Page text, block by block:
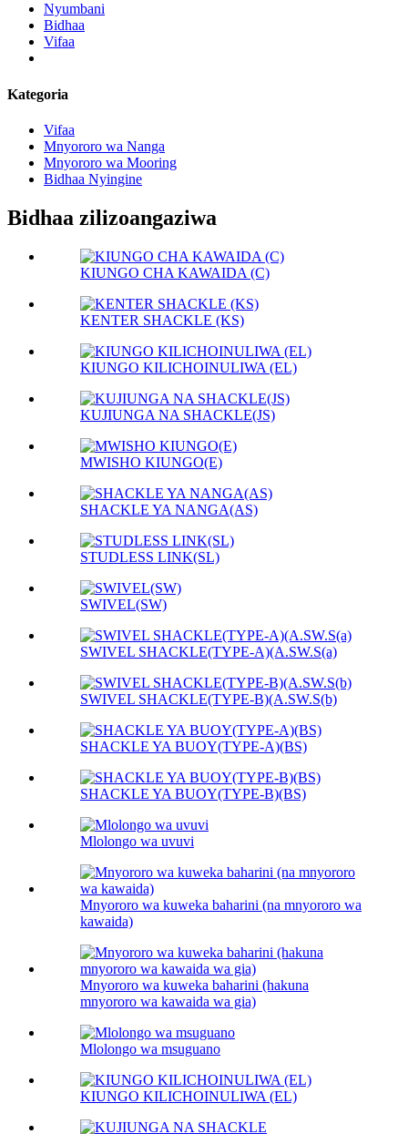
Nyumbani
Bidhaa
Vifaa
Kategoria
Vifaa
Mnyororo wa Nanga
Mnyororo wa Mooring
Bidhaa Nyingine
Bidhaa zilizoangaziwa
KIUNGO CHA KAWAIDA (C)
KENTER SHACKLE (KS)
KIUNGO KILICHOINULIWA (EL)
KUJIUNGA NA SHACKLE(JS)
MWISHO KIUNGO(E)
SHACKLE YA NANGA(AS)
STUDLESS LINK(SL)
SWIVEL(SW)
SWIVEL SHACKLE(TYPE-A)(A.SW.S(a)
SWIVEL SHACKLE(TYPE-B)(A.SW.S(b)
SHACKLE YA BUOY(TYPE-A)(BS)
SHACKLE YA BUOY(TYPE-B)(BS)
Mlolongo wa uvuvi
Mnyororo wa kuweka baharini (na mnyororo wa
kawaida)
Mnyororo wa kuweka baharini (hakuna
mnyororo wa kawaida wa gia)
Mlolongo wa msuguano
KIUNGO KILICHOINULIWA (EL)